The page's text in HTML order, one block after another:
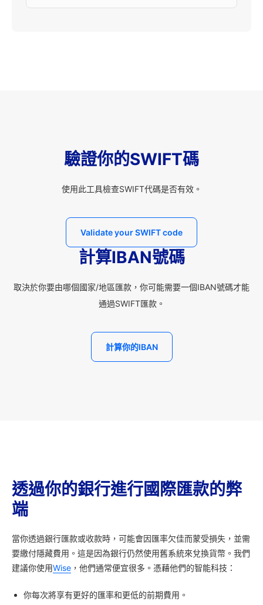
驗證你的SWIFT碼
使用此工具檢查SWIFT代碼是否有效。
Validate your SWIFT code
計算IBAN號碼
取決於你要由哪個國家/地區匯款，你可能需要一個IBAN號碼才能
通過SWIFT匯款。
計算你的IBAN
透過你的銀行進行國際匯款的弊
端
當你透過銀行匯款或收款時，可能會因匯率欠佳而蒙受損失，並需
要繳付隱藏費用。這是因為銀行仍然使用舊系統來兌換貨幣。我們
建議你使用Wise ，他們通常便宜很多。憑藉他們的智能科技：
你每次將享有更好的匯率和更低的前期費用。